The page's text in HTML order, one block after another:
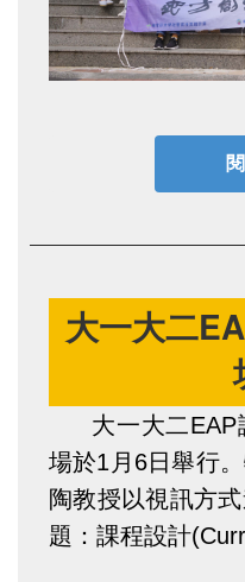
大一大二
大一大二
場於1月6日舉行
陶教授以視訊方
題：課程設計